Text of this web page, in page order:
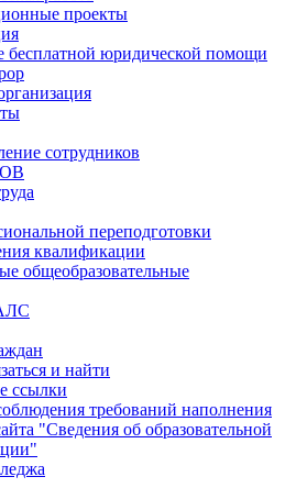
проекты
бесплатной юридической помощи
сотрудников
переподготовки
квалификации
общеобразовательные
и найти
ссылки
требований наполнения
"Сведения об образовательной